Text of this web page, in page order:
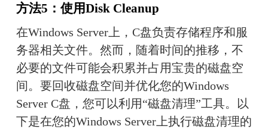
方法5：使用Disk Cleanup
在Windows Server上，C盘负责存储程序和服
务器相关文件。然而，随着时间的推移，不
必要的文件可能会积累并占用宝贵的磁盘空
间。要回收磁盘空间并优化您的Windows
Server C盘，您可以利用“磁盘清理”工具。以
下是在您的Windows Server上执行磁盘清理的